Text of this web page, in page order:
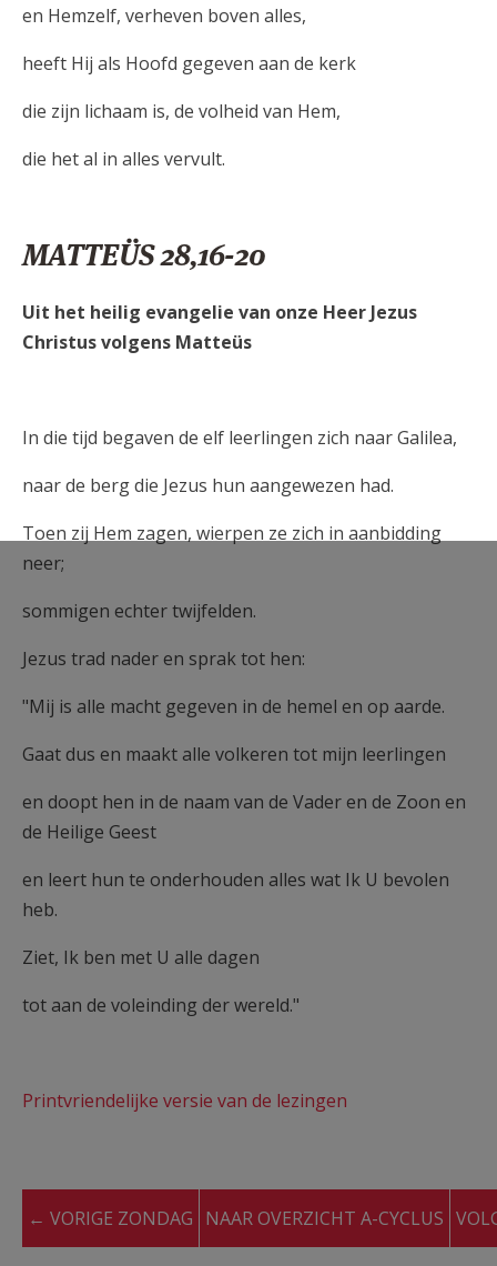
en Hemzelf, verheven boven alles,
heeft Hij als Hoofd gegeven aan de kerk
die zijn lichaam is, de volheid van Hem,
die het al in alles vervult.
MATTEÜS 28,16-20
Uit het heilig evangelie van onze Heer Jezus
Christus volgens Matteüs
In die tijd begaven de elf leerlingen zich naar Galilea,
naar de berg die Jezus hun aangewezen had.
Toen zij Hem zagen, wierpen ze zich in aanbidding
neer;
sommigen echter twijfelden.
Jezus trad nader en sprak tot hen:
"Mij is alle macht gegeven in de hemel en op aarde.
Gaat dus en maakt alle volkeren tot mijn leerlingen
en doopt hen in de naam van de Vader en de Zoon en
de Heilige Geest
en leert hun te onderhouden alles wat Ik U bevolen
heb.
Ziet, Ik ben met U alle dagen
tot aan de voleinding der wereld."
Printvriendelijke versie van de lezingen
← VORIGE ZONDAG NAAR OVERZICHT A-CYCLUS